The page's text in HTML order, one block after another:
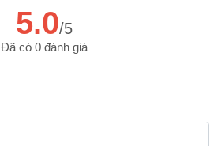
5.0/5
Đã có 0 đánh giá